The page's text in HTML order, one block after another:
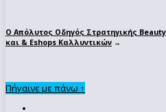
Ο Απόλυτoς Οδηγός Στρατηγικής
και & Eshops Καλλυντικών →
Πήγαινε με πάνω ↑